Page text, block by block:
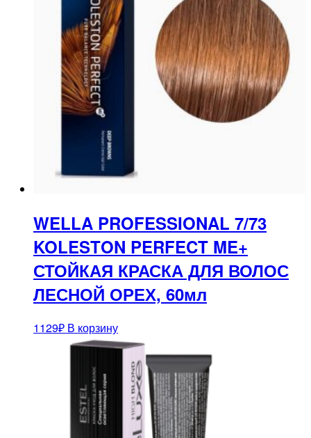
WELLA PROFESSIONAL 7/73
KOLESTON PERFECT ME+
СТОЙКАЯ КРАСКА ДЛЯ ВОЛОС
ЛЕСНОЙ ОРЕХ, 60мл
1129₽ В корзину